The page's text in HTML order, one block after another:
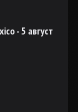
- 5 август